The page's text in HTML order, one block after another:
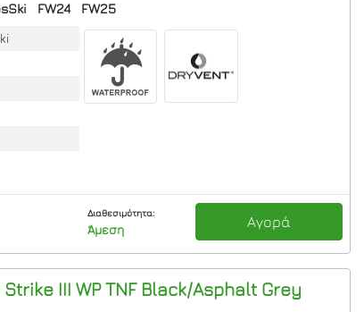
FW24 FW25
Διαθεσιμότητα:
Άμεση Αγορά
III WPTNF Black/Asphalt Grey